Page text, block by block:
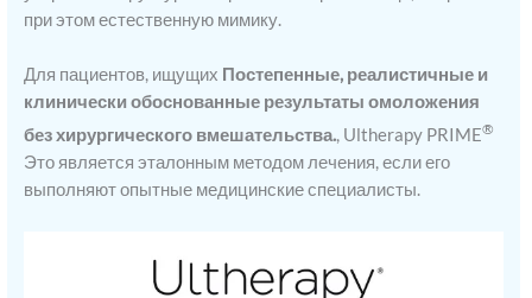
при этом естественную мимику.
Для пациентов, ищущих Постепенные, реалистичные и
клинически обоснованные результаты омоложения
без хирургического вмешательства., Ultherapy PRIME®
Это является эталонным методом лечения, если его
выполняют опытные медицинские специалисты.